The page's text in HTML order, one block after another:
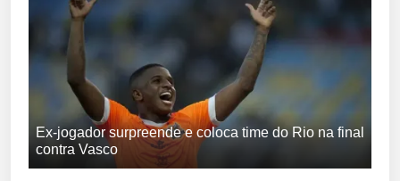
Ex-jogador surpreende e coloca time do Rio na final
contra Vasco